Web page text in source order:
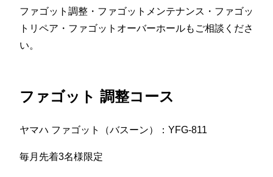
ファゴット調整・ファゴットメンテナンス・ファゴッ
トリペア・ファゴットオーバーホールもご相談くださ
い。
ファゴット 調整コース
ヤマハ ファゴット（バスーン）：YFG-811
毎月先着3名様限定